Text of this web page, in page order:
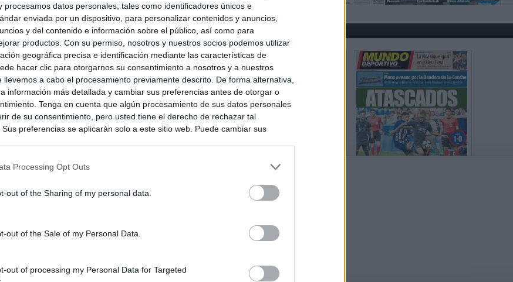
procesamos datos personales, tales como identificadores únicos e
enviada por un dispositivo, para personalizar contenidos y anuncios,
y del contenido e información sobre el público, así como para
productos. Con su permiso, nosotros y nuestros socios podemos utilizar
geográfica precisa e identificación mediante las características de
hacer clic para otorgarnos su consentimiento a nosotros y a nuestros
llevemos a cabo el procesamiento previamente descrito. De forma alternativa,
información más detallada y cambiar sus preferencias antes de otorgar o
Tenga en cuenta que algún procesamiento de sus datos personales
de su consentimiento, pero usted tiene el derecho de rechazar tal
preferencias se aplicarán solo a este sitio web. Puede cambiar sus
Processing Opt Outs
out of the Sharing of my personal data.
out of the Sale of my Personal Data.
out of processing my Personal Data for Targeted